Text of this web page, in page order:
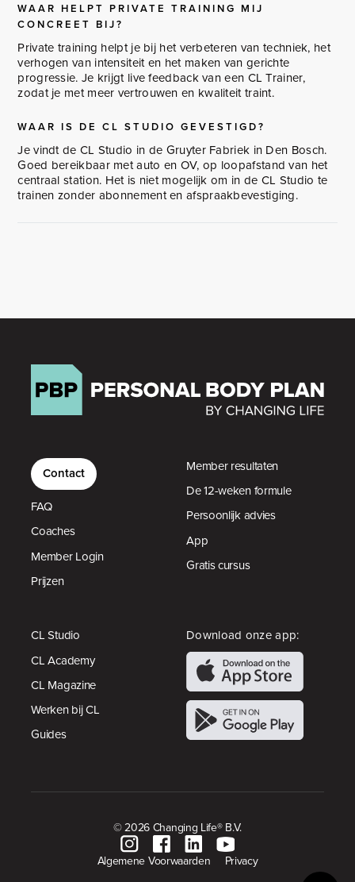
WAAR HELPT PRIVATE TRAINING MIJ
CONCREET BIJ?
Private training helpt je bij het verbeteren van techniek, het
verhogen van intensiteit en het maken van gerichte
progressie. Je krijgt live feedback van een CL Trainer,
zodat je met meer vertrouwen en kwaliteit traint.
WAAR IS DE CL STUDIO GEVESTIGD?
Je vindt de CL Studio in de Gruyter Fabriek in Den Bosch.
Goed bereikbaar met auto en OV, op loopafstand van het
centraal station. Het is niet mogelijk om in de CL Studio te
trainen zonder abonnement en afspraakbevestiging.
Contact
FAQ
Coaches
Member Login
Prijzen
Member resultaten
De 12-weken formule
Persoonlijk advies
App
Gratis cursus
CL Studio
CL Academy
CL Magazine
Werken bij CL
Guides
Download onze app:
© 2026 Changing Life® B.V.
Algemene Voorwaarden Privacy